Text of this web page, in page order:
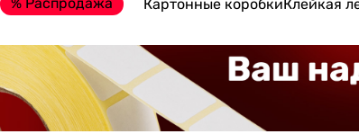
% Распродажа Картонные коробкиКлейкая